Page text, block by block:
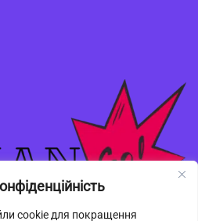
cookie для покращення